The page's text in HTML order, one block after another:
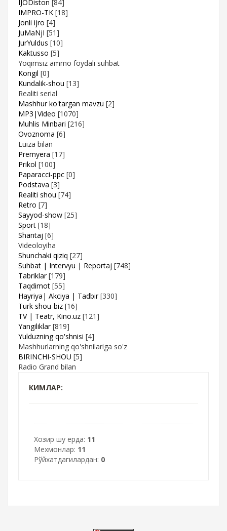
IJODiston [84]
IMPRO-TK [18]
Jonli ijro [4]
JuMaNjI [51]
JurYuldus [10]
Kaktusso [5]
Yoqimsiz ammo foydali suhbat
Kongil [0]
Kundalik-shou [13]
Realiti serial
Mashhur ko'targan mavzu [2]
MP3|Video [1070]
Muhlis Minbari [216]
Ovoznoma [6]
Luiza bilan
Premyera [17]
Prikol [100]
Paparacci-ppc [0]
Podstava [3]
Realiti shou [74]
Retro [7]
Sayyod-show [25]
Sport [18]
Shantaj [6]
Videoloyiha
Shunchaki qiziq [27]
Suhbat | Intervyu | Reportaj [748]
Tabriklar [179]
Taqdimot [55]
Hayriya| Akciya | Tadbir [330]
Turk shou-biz [16]
TV | Teatr, Kino.uz [121]
Yangiliklar [819]
Yulduzning qo'shnisi [4]
Mashhurlarning qo'shnilariga so'z
BIRINCHI-SHOU [5]
Radio Grand bilan
КИМЛАР:
Хозир шу ерда: 11
Мехмонлар: 11
Рўйхатдагилардан: 0